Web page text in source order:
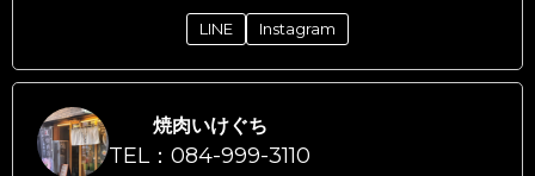
LINE Instagram
焼肉いけぐち
TEL：084-999-3110